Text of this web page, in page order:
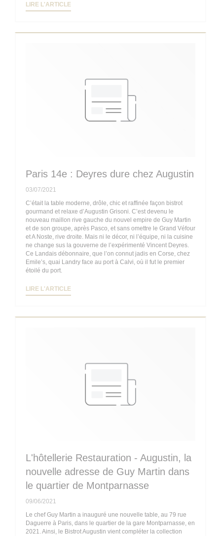
LIRE L'ARTICLE
Paris 14e : Deyres dure chez Augustin
03/07/2021
C’était la table moderne, drôle, chic et raffinée façon bistrot
gourmand et relaxe d’Augustin Grisoni. C’est devenu le
nouveau maillon rive gauche du nouvel empire de Guy Martin
et de son groupe, après Pasco, et sans omettre le Grand Véfour
et A Noste, rive droite. Mais ni le décor, ni l’équipe, ni la cuisine
ne change sus la gouverne de l’expérimenté Vincent Deyres.
Ce Landais débonnaire, que l’on connut jadis en Corse, chez
Emile’s, quai Landry face au port à Calvi, où il fut le premier
étoilé du port.
LIRE L'ARTICLE
L'hôtellerie Restauration - Augustin, la
nouvelle adresse de Guy Martin dans
le quartier de Montparnasse
09/06/2021
Le chef Guy Martin a inauguré une nouvelle table, au 79 rue
Daguerre à Paris, dans le quartier de la gare Montparnasse, en
2021. Ainsi, le Bistrot Augustin vient compléter la collection